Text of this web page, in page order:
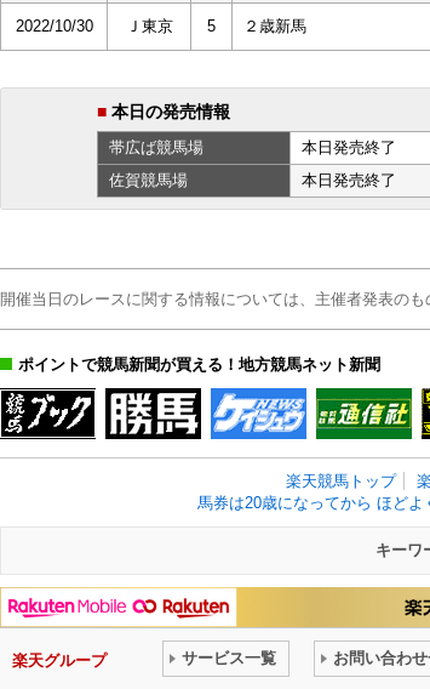
2022/10/30 Ｊ東京 5 ２歳新馬
■ 本日の発売情報
帯広ば競馬場 本日発売終了
佐賀競馬場 本日発売終了
開催当日のレースに関する情報については、主催者発表のも
ポイントで競馬新聞が買える！地方競馬ネット新聞
楽天競馬トップ
馬券は20歳になってから ほど
キーワ
楽天グループ サービス一覧 お問い合わ